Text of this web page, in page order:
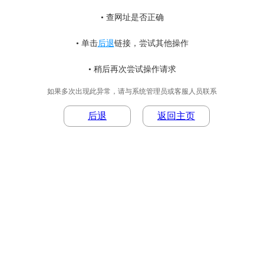
• 查网址是否正确
• 单击后退链接，尝试其他操作
• 稍后再次尝试操作请求
如果多次出现此异常，请与系统管理员或客服人员联系
后退 返回主页